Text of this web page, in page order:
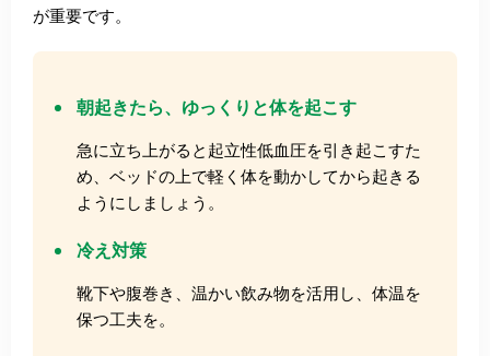
が重要です。
朝起きたら、ゆっくりと体を起こす
急に立ち上がると起立性低血圧を引き起こすた
め、ベッドの上で軽く体を動かしてから起きる
ようにしましょう。
冷え対策
靴下や腹巻き、温かい飲み物を活用し、体温を
保つ工夫を。